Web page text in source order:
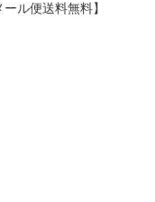
ル便送料無料】